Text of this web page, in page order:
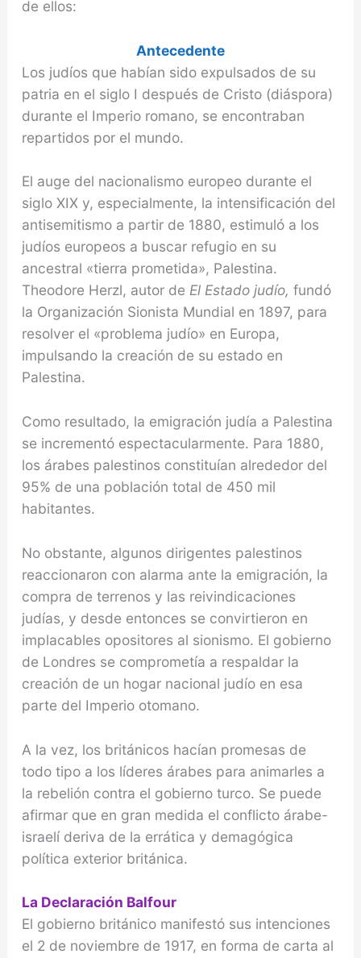
de ellos:
Antecedente
Los judíos que habían sido expulsados de su
patria en el siglo I después de Cristo (diáspora)
durante el Imperio romano, se encontraban
repartidos por el mundo.
El auge del nacionalismo europeo durante el
siglo XIX y, especialmente, la intensificación del
antisemitismo a partir de 1880, estimuló a los
judíos europeos a buscar refugio en su
ancestral «tierra prometida», Palestina.
Theodore Herzl, autor de El Estado judío, fundó
la Organización Sionista Mundial en 1897, para
resolver el «problema judío» en Europa,
impulsando la creación de su estado en
Palestina.
Como resultado, la emigración judía a Palestina
se incrementó espectacularmente. Para 1880,
los árabes palestinos constituían alrededor del
95% de una población total de 450 mil
habitantes.
No obstante, algunos dirigentes palestinos
reaccionaron con alarma ante la emigración, la
compra de terrenos y las reivindicaciones
judías, y desde entonces se convirtieron en
implacables opositores al sionismo. El gobierno
de Londres se comprometía a respaldar la
creación de un hogar nacional judío en esa
parte del Imperio otomano.
A la vez, los británicos hacían promesas de
todo tipo a los líderes árabes para animarles a
la rebelión contra el gobierno turco. Se puede
afirmar que en gran medida el conflicto árabe-
israelí deriva de la errática y demagógica
política exterior británica.
La Declaración Balfour
El gobierno británico manifestó sus intenciones
el 2 de noviembre de 1917, en forma de carta al